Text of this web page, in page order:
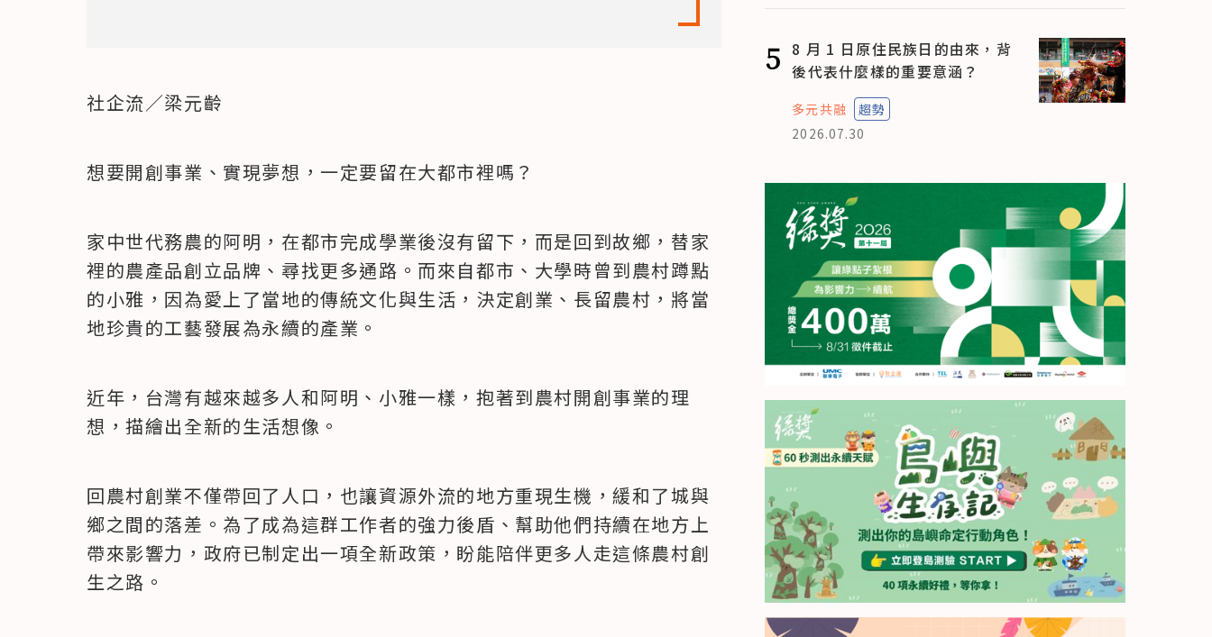
社企流／梁元齡
想要開創事業、實現夢想，一定要留在大都市裡嗎？
家中世代務農的阿明，在都市完成學業後沒有留下，而是回到故鄉，替家
裡的農產品創立品牌、尋找更多通路。而來自都市、大學時曾到農村蹲點
的小雅，因為愛上了當地的傳統文化與生活，決定創業、長留農村，將當
地珍貴的工藝發展為永續的產業。
近年，台灣有越來越多人和阿明、小雅一樣，抱著到農村開創事業的理
想，描繪出全新的生活想像。
回農村創業不僅帶回了人口，也讓資源外流的地方重現生機，緩和了城與
鄉之間的落差。為了成為這群工作者的強力後盾、幫助他們持續在地方上
帶來影響力，政府已制定出一項全新政策，盼能陪伴更多人走這條農村創
生之路。
5 8 月 1 日原住民族日的由來，背
後代表什麼樣的重要意涵？
多元共融
趨勢
2026.07.30